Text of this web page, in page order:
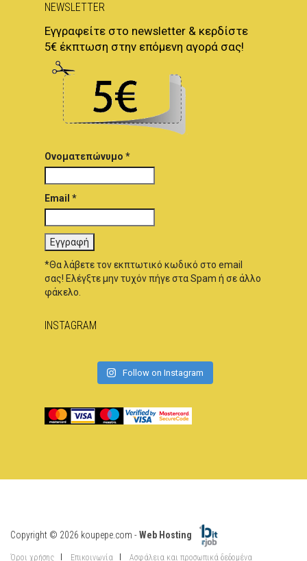
NEWSLETTER
Εγγραφείτε στο newsletter & κερδίστε
5€ έκπτωση στην επόμενη αγορά σας!
Ονοματεπώνυμο *
Email *
*Θα λάβετε τον εκπτωτικό κωδικό στο email
σας! Ελέγξτε μην τυχόν πήγε στα Spam ή σε άλλο
φάκελο.
INSTAGRAM
Follow on Instagram
Copyright © 2026 koupepe.com -Web Hosting
Όροι χρήσης Επικοινωνία Ασφάλεια και προσωπικά δεδομένα